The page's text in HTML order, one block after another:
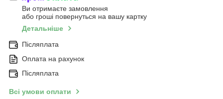
Ви отримаєте замовлення
або гроші повернуться на вашу картку
Детальніше
Післяплата
Оплата на рахунок
Післяплата
Всі умови оплати